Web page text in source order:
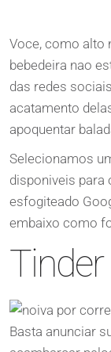
Voce, como alto
bebedeira nao
das redes
acatamento
apoquentar
Selecionamos
disponiveis para
esfogiteado
embaixo como
Tinder
Basta anunciar